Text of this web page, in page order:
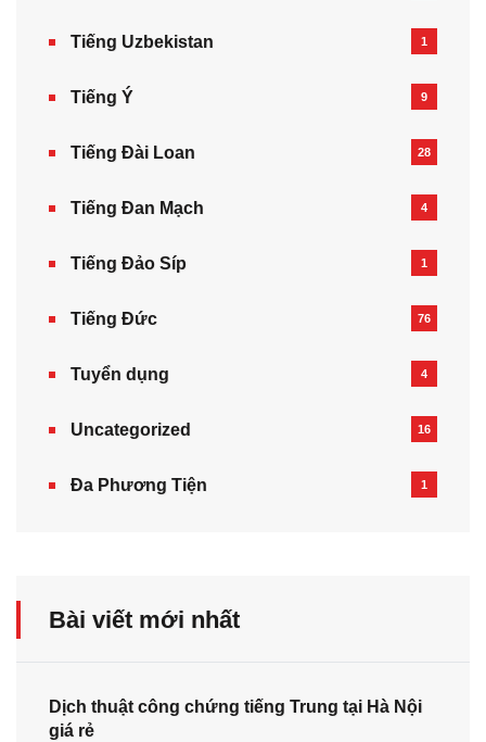
Tiếng Uzbekistan 1
Tiếng Ý 9
Tiếng Đài Loan 28
Tiếng Đan Mạch 4
Tiếng Đảo Síp 1
Tiếng Đức 76
Tuyển dụng 4
Uncategorized 16
Đa Phương Tiện 1
Bài viết mới nhất
Dịch thuật công chứng tiếng Trung tại Hà Nội
giá rẻ